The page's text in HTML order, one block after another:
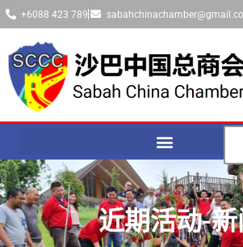
+6088 423 789
近期活动-